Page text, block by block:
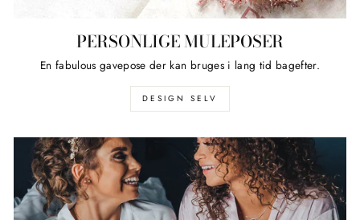
PERSONLIGE MULEPOSER
En fabulous gavepose der kan bruges i lang tid bagefter.
DESIGN SELV